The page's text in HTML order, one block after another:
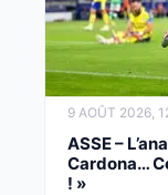
9 AOÛT 2026,
ASSE –
Cardona…
! »